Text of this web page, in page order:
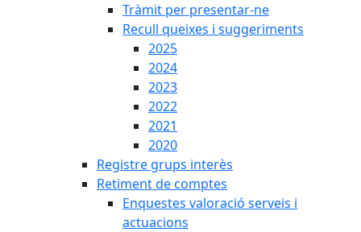
Tràmit per presentar-ne
Recull queixes i suggeriments
2025
2024
2023
2022
2021
2020
Registre grups interès
Retiment de comptes
Enquestes valoració serveis i
actuacions